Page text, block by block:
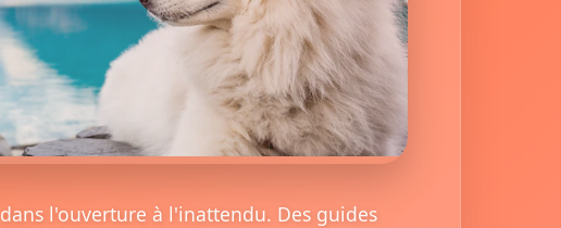
l'ouverture à l'inattendu. Des guides